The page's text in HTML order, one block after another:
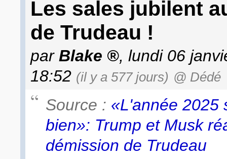
Les sales jubilent
de Trudeau !
par Blake
, lundi 06
18:52 (il y a 577 jours) @ Dédé
Source : «L'année 2025
bien»: Trump et Musk
démission de Trudeau